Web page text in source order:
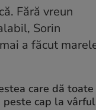
care dă toate
peste cap la vârful